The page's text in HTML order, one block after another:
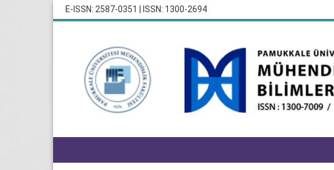
E-ISSN: 2587-0351 | ISSN: 1300-2694